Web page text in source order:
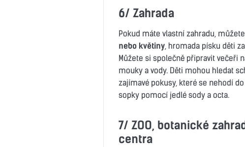
6/ Zahrada
Pokud máte vlastní zahradu,
nebo květiny, hromada písku děti
Můžete si společně připravit večeři
mouky a vody. Děti mohou hledat
zajímavé pokusy, které se nehodí
sopky pomocí jedlé sody a octa.
7/ ZOO, botanické
centra